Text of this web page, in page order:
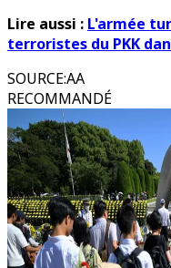
Lire aussi : L'armée
terroristes du PKK
SOURCE:AA
RECOMMANDÉ